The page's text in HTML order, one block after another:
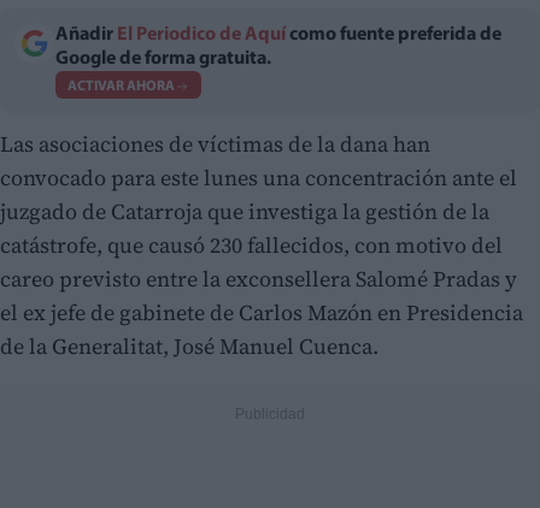
Añadir El Periodico de Aquí como fuente preferida de
Google de forma gratuita.
ACTIVAR AHORA
Las asociaciones de víctimas de la dana han
convocado para este lunes una concentración ante el
juzgado de Catarroja que investiga la gestión de la
catástrofe, que causó 230 fallecidos, con motivo del
careo previsto entre la exconsellera Salomé Pradas y
el ex jefe de gabinete de Carlos Mazón en Presidencia
de la Generalitat, José Manuel Cuenca.